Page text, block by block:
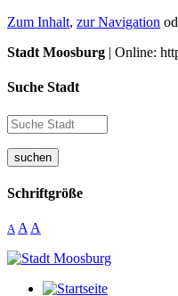
Zum Inhalt, zur Navigation
Stadt Moosburg | Online:
Suche Stadt
suchen
Schriftgröße
A A A